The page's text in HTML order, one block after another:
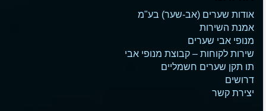
אודות שערים (אב-שער) בע"מ
אמנת השירות
מנופי אבי שערים
שירות לקוחות – קבוצת מנופי אבי
תו תקן שערים חשמליים
דרושים
יצירת קשר